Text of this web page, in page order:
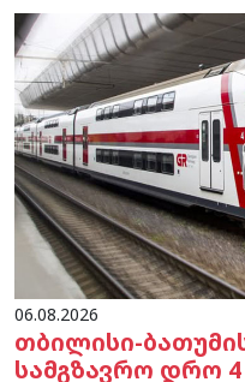
06.08.2026
თბილისი-
სამგზავრო დრო